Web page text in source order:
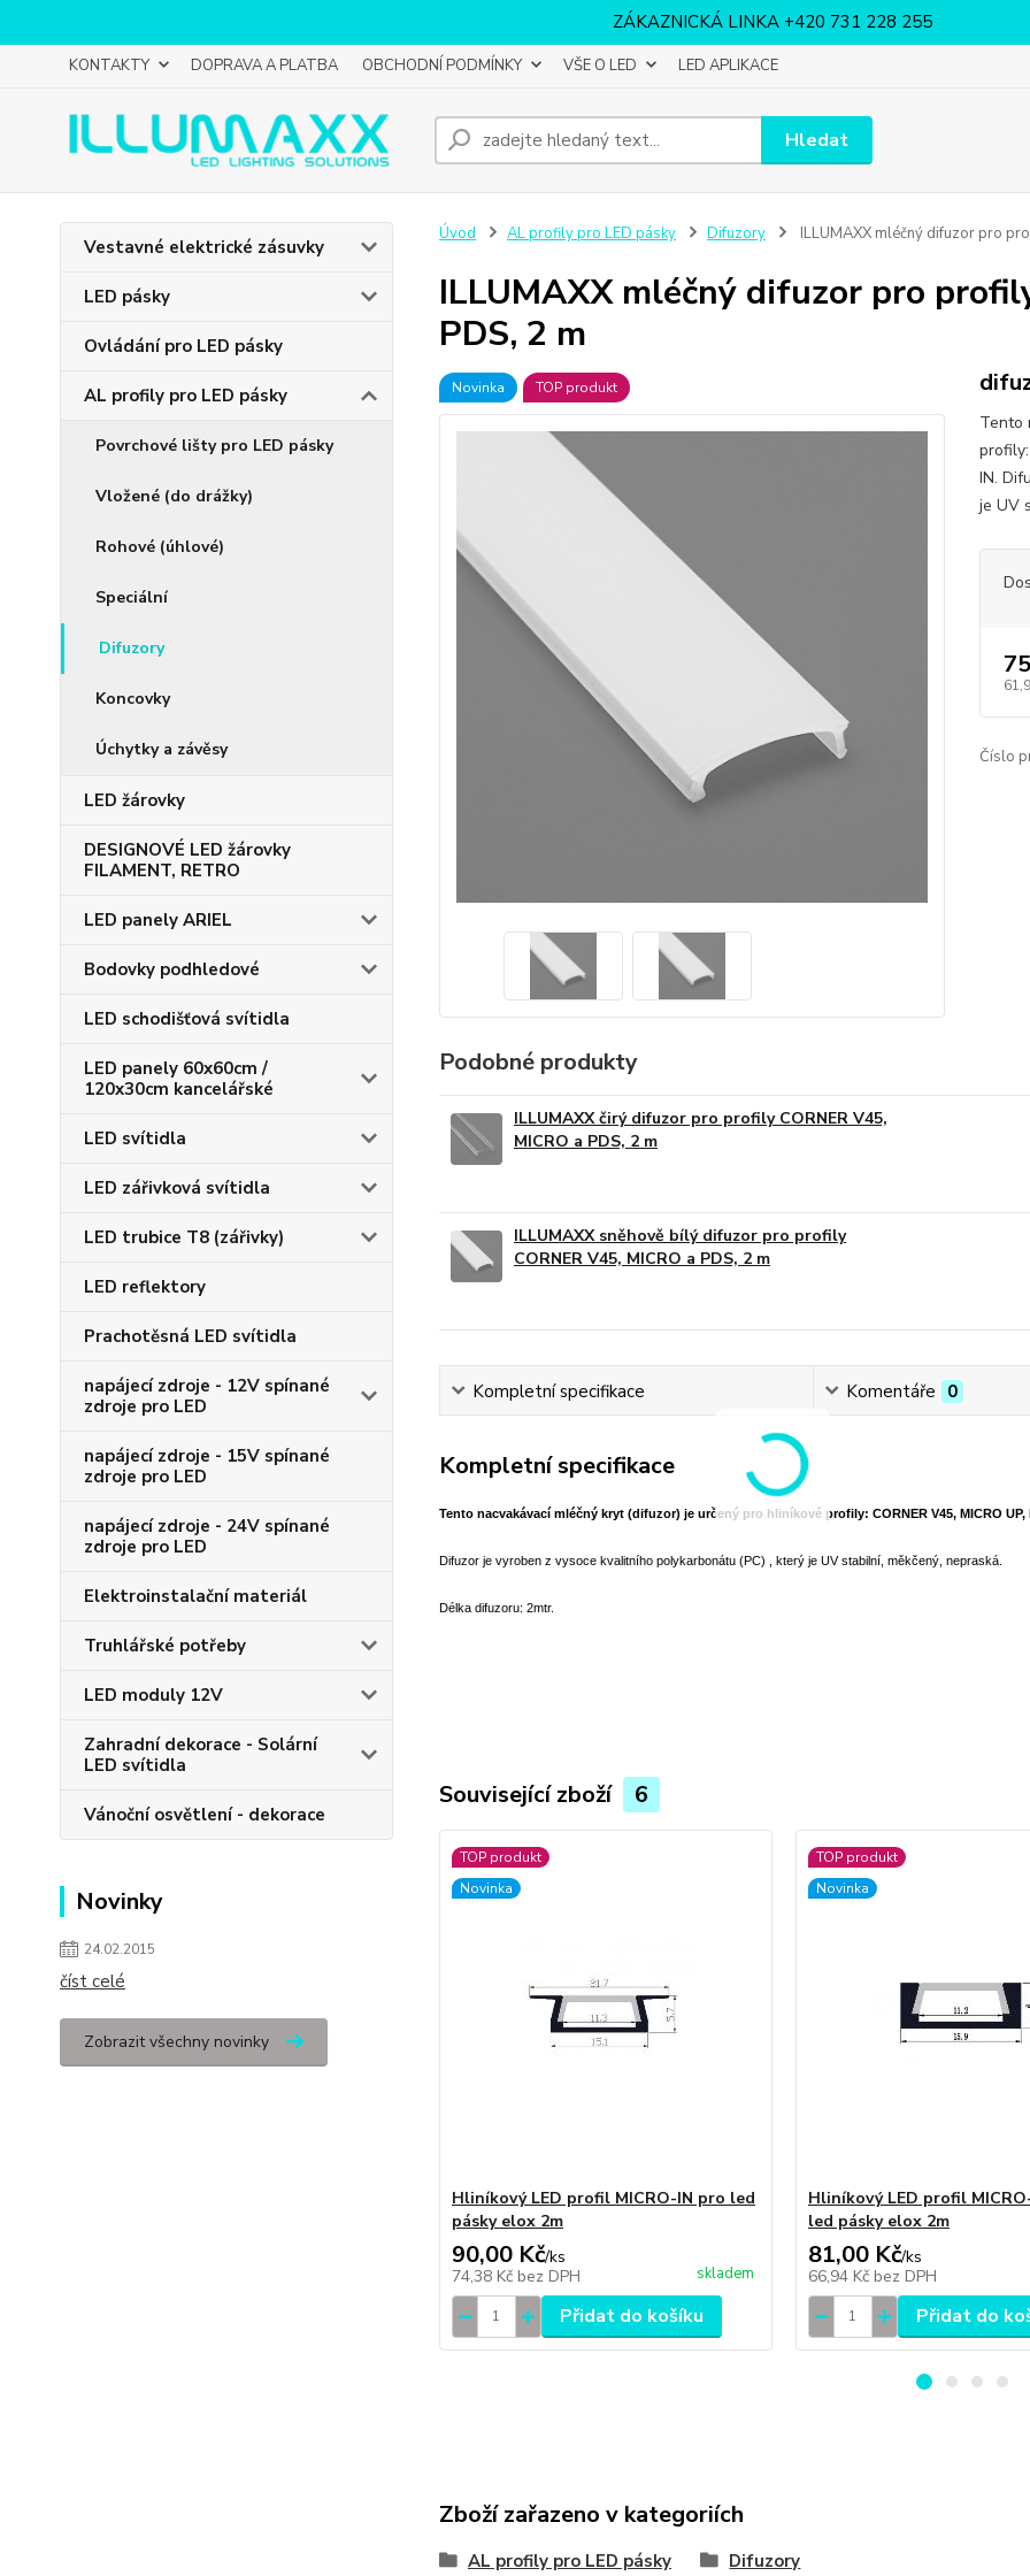
ZÁKAZNICKÁ LINKA +420 731 228 255
KONTAKTY DOPRAVA A PLATBA OBCHODNÍ PODMÍNKY VŠE O LED LED APLIKACE
Hledat
Vestavné elektrické zásuvky
LED pásky
Ovládání pro LED pásky
AL profily pro LED pásky
Povrchové lišty pro LED pásky
Vložené (do drážky)
Rohové (úhlové)
Speciální
Difuzory
Koncovky
Úchytky a závěsy
LED žárovky
DESIGNOVÉ LED žárovky
FILAMENT, RETRO
LED panely ARIEL
Bodovky podhledové
LED schodišťová svítidla
LED panely 60x60cm /
120x30cm kancelářské
LED svítidla
LED zářivková svítidla
LED trubice T8 (zářivky)
LED reflektory
Prachotěsná LED svítidla
napájecí zdroje - 12V spínané
zdroje pro LED
napájecí zdroje - 15V spínané
zdroje pro LED
napájecí zdroje - 24V spínané
zdroje pro LED
Elektroinstalační materiál
Truhlářské potřeby
LED moduly 12V
Zahradní dekorace - Solární
LED svítidla
Vánoční osvětlení - dekorace
Novinky
24.02.2015
číst celé
Zobrazit všechny novinky
Úvod AL profily pro LED pásky Difuzory ILLUMAXX mléčný difuzor pro
ILLUMAXX mléčný difuzor pro
PDS, 2 m
Novinka TOP produkt
Tento
profily:
IN.
je UV
Číslo
Podobné produkty
ILLUMAXX čirý difuzor pro profily CORNER V45,
MICRO a PDS, 2 m
ILLUMAXX sněhově bílý difuzor pro profily
CORNER V45, MICRO a PDS, 2 m
Kompletní specifikace Komentáře 0
Kompletní specifikace
Tento nacvakávací mléčný kryt (difuzor) je určený pro hliníkové profily: CORNER V45, MICRO UP,
Difuzor je vyroben z vysoce kvalitního polykarbonátu (PC) , který je UV stabilní, měkčený, nepraská.
Délka difuzoru: 2mtr.
Související zboží 6
TOP produkt
Novinka
Hliníkový LED profil MICRO-IN pro led
pásky elox 2m
90,00 Kč/ks
74,38 Kč bez DPH skladem
Přidat do košíku
TOP produkt
Novinka
Hliníkový LED profil
led pásky elox 2m
81,00 Kč/ks
66,94 Kč bez DPH
Přidat do
Zboží zařazeno v kategoriích
AL profily pro LED pásky Difuzory